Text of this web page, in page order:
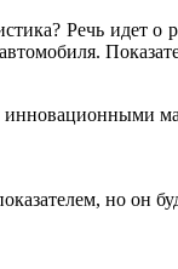
Речь идет
инновационными
но